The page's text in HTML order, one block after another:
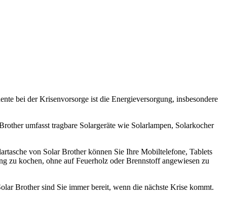
bei der Krisenvorsorge ist die Energieversorgung, insbesondere
umfasst tragbare Solargeräte wie Solarlampen, Solarkocher
von Solar Brother können Sie Ihre Mobiltelefone, Tablets
zu kochen, ohne auf Feuerholz oder Brennstoff angewiesen zu
Brother sind Sie immer bereit, wenn die nächste Krise kommt.